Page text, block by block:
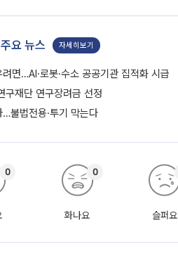
요 뉴스 자세히보기
면…AI·로봇·수소 공공기관 집적화 시급
구재단 연구장려금 선정
불법전용·투기 막는다
0
화나요
0
슬퍼요